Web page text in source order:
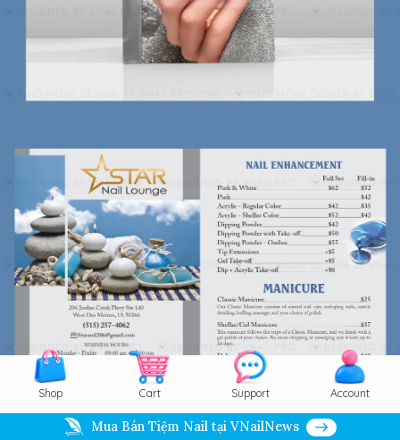
Shop Cart Support Account
Mua Bán Tiệm Nail tại VNailNews